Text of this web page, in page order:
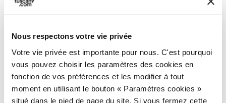
Nous respectons votre vie privée
Votre vie privée est importante pour nous. C'est pourquoi
vous pouvez choisir les paramètres des cookies en
fonction de vos préférences et les modifier à tout
moment en utilisant le bouton « Paramètres cookies »
situé dans le pied de page du site. Si vous fermez cette
chercheurs et des passionnés du monde entier.
où la sculpture redevient une expérience
physique, une présence, une rencontre.